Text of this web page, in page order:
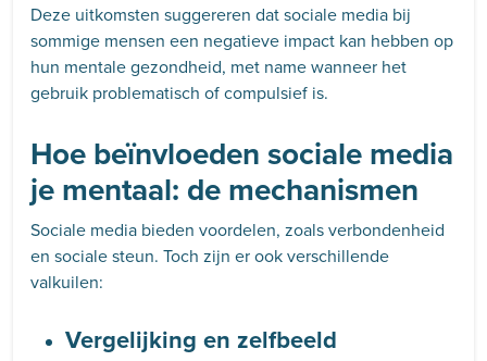
Deze uitkomsten suggereren dat sociale media bij
sommige mensen een negatieve impact kan hebben op
hun mentale gezondheid, met name wanneer het
gebruik problematisch of compulsief is.
Hoe beïnvloeden sociale media
je mentaal: de mechanismen
Sociale media bieden voordelen, zoals verbondenheid
en sociale steun. Toch zijn er ook verschillende
valkuilen:
Vergelijking en zelfbeeld